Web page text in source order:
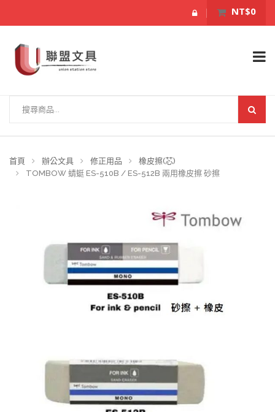
NT$0
首頁 辦公文具 修正用品
橡皮擦(芯)
TOMBOW 蜻蜓 ES-510B / ES-512B 兩用橡皮擦 砂擦